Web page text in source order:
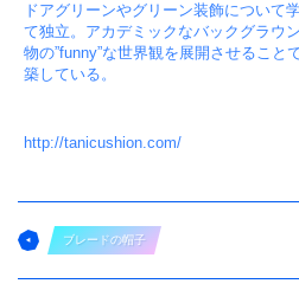
ドアグリーンやグリーン装飾について
て独立。アカデミックなバックグラウ
物の”funny”な世界観を展開させること
築している。
http://tanicushion.com/
ブレードの帽子